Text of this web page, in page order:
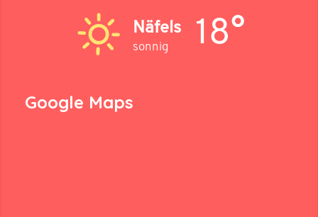
Näfels
sonnig 18°
Google Maps